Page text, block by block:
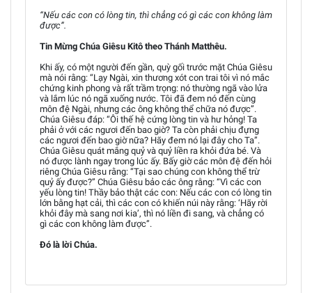
“Nếu các con có lòng tin, thì chẳng có gì các con không làm
được”.
Tin Mừng Chúa Giêsu Kitô theo Thánh Matthêu.
Khi ấy, có một người đến gần, quỳ gối trước mặt Chúa Giêsu
mà nói rằng: “Lạy Ngài, xin thương xót con trai tôi vì nó mắc
chứng kinh phong và rất trầm trọng: nó thường ngã vào lửa
và lắm lúc nó ngã xuống nước. Tôi đã đem nó đến cùng
môn đệ Ngài, nhưng các ông không thể chữa nó được”.
Chúa Giêsu đáp: “Ôi thế hệ cứng lòng tin và hư hỏng! Ta
phải ở với các ngươi đến bao giờ? Ta còn phải chịu đựng
các ngươi đến bao giờ nữa? Hãy đem nó lại đây cho Ta”.
Chúa Giêsu quát mắng quỷ và quỷ liền ra khỏi đứa bé. Và
nó được lành ngay trong lúc ấy. Bấy giờ các môn đệ đến hỏi
riêng Chúa Giêsu rằng: “Tại sao chúng con không thể trừ
quỷ ấy được?” Chúa Giêsu bảo các ông rằng: “Vì các con
yếu lòng tin! Thầy bảo thật các con: Nếu các con có lòng tin
lớn bằng hạt cải, thì các con có khiến núi này rằng: ‘Hãy rời
khỏi đây mà sang nơi kia’, thì nó liền đi sang, và chẳng có
gì các con không làm được”.
Đó là lời Chúa.